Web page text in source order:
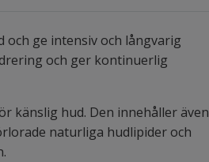
ge intensiv och långvarig
och ger kontinuerlig
känslig hud. Den innehåller även
naturliga hudlipider och